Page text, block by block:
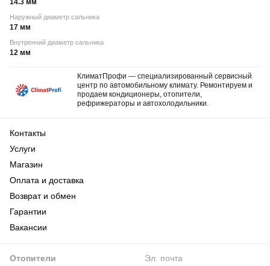
14.3 мм
Наружный диаметр сальника
17 мм
Внутренний диаметр сальника
12 мм
КлиматПрофи — специализированный сервисный
центр по автомобильному климату. Ремонтируем и
продаем кондиционеры, отопители,
рефрижераторы и автохолодильники.
Отопители
Контакты
Услуги
Магазин
Оплата и доставка
Возврат и обмен
Гарантии
Вакансии
Эл. почта